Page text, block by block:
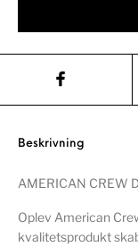
Beskrivning
AMERICAN CREW
Oplev American
kvalitetsprodukt